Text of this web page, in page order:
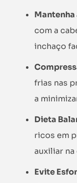
Mantenha
com a
inchaço
frias nas
a
Dieta
ricos em
auxiliar
Evite